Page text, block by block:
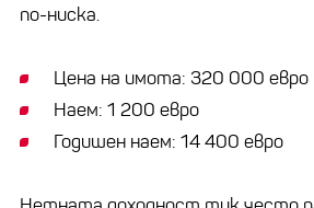
по-ниска.
Цена на имота: 320 000 евро
Наем: 1 200 евро
Годишен наем: 14 400 евро